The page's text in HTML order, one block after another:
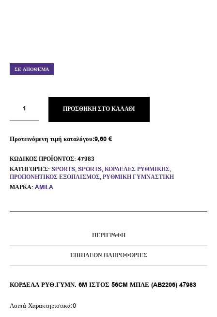
ΣΕ ΑΠΌΘΕΜΑ
ΠΡΟΣΘΉΚΗ ΣΤΟ ΚΑΛΆΘΙ
Προτεινόμενη τιμή καταλόγου:9,60€
ΚΩΔΙΚΌΣ ΠΡΟΪΌΝΤΟΣ: 47983
ΚΑΤΗΓΟΡΊΕΣ: SPORTS,SPORTS,ΚΟΡΔΈΛΕΣ ΡΥΘΜΙΚΉΣ,
ΠΡΟΠΟΝΗΤΙΚΌΣ ΕΞΟΠΛΙΣΜΌΣ,ΡΥΘΜΙΚΉ ΓΥΜΝΑΣΤΙΚΉ
ΜΆΡΚΑ: AMILA
ΠΕΡΙΓΡΑΦΉ
ΕΠΙΠΛΈΟΝ ΠΛΗΡΟΦΟΡΊΕΣ
ΚΟΡΔΕΛΑ ΡΥΘ.ΓΥΜΝ. 6M ΙΣΤΟΣ 56CM ΜΠΛΕ (AB2206) 47983
Λοιπά Χαρακτηριστικά:0